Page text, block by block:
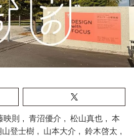
映則 , 青沼優介 , 松山真也 , 本
山登士樹 , 山本大介 , 鈴木啓太 ,